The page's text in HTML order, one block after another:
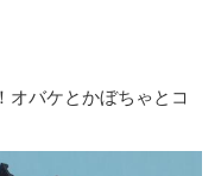
オバケとかぼちゃとコ